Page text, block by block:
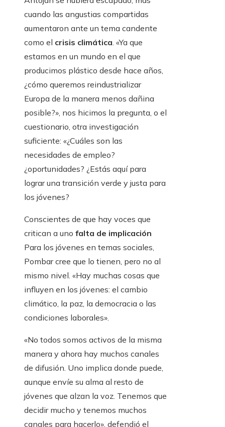
cuando las angustias compartidas
aumentaron ante un tema candente
como el crisis climática. «Ya que
estamos en un mundo en el que
producimos plástico desde hace años,
¿cómo queremos reindustrializar
Europa de la manera menos dañina
posible?», nos hicimos la pregunta, o el
cuestionario, otra investigación
suficiente: «¿Cuáles son las
necesidades de empleo?
¿oportunidades? ¿Estás aquí para
lograr una transición verde y justa para
los jóvenes?
Conscientes de que hay voces que
critican a uno falta de implicación
Para los jóvenes en temas sociales,
Pombar cree que lo tienen, pero no al
mismo nivel. «Hay muchas cosas que
influyen en los jóvenes: el cambio
climático, la paz, la democracia o las
condiciones laborales».
«No todos somos activos de la misma
manera y ahora hay muchos canales
de difusión. Uno implica donde puede,
aunque envíe su alma al resto de
jóvenes que alzan la voz. Tenemos que
decidir mucho y tenemos muchos
canales para hacerlo», defendió el